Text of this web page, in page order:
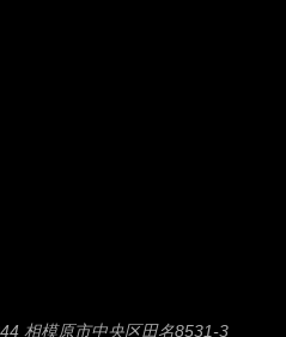
相模原市中央区田名8531-3